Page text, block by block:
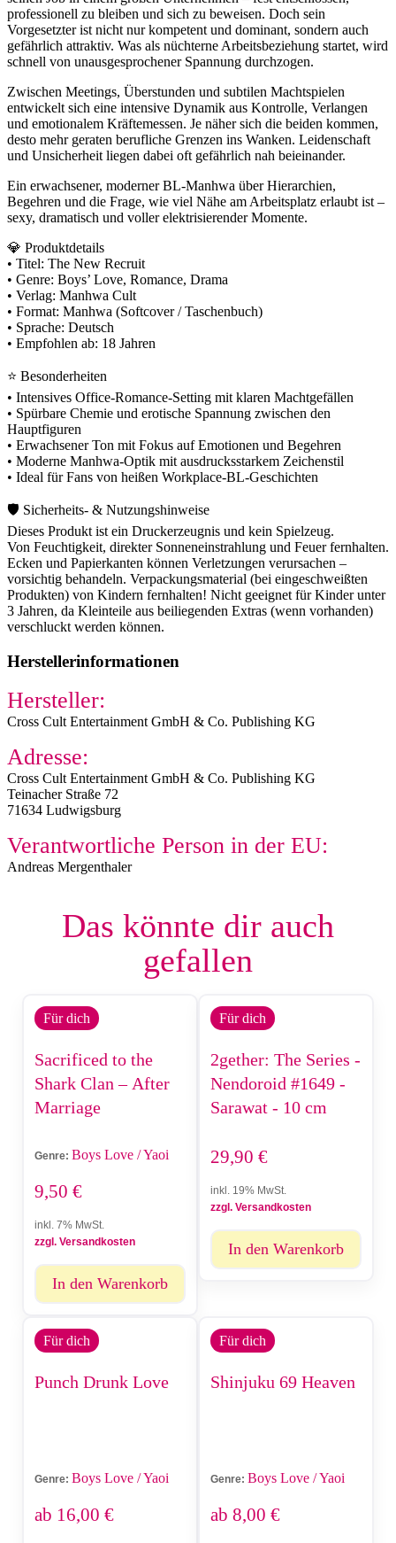
professionell zu bleiben und sich zu beweisen. Doch sein
Vorgesetzter ist nicht nur kompetent und dominant, sondern auch
gefährlich attraktiv. Was als nüchterne Arbeitsbeziehung startet, wird
schnell von unausgesprochener Spannung durchzogen.
Zwischen Meetings, Überstunden und subtilen Machtspielen
entwickelt sich eine intensive Dynamik aus Kontrolle, Verlangen
und emotionalem Kräftemessen. Je näher sich die beiden kommen,
desto mehr geraten berufliche Grenzen ins Wanken. Leidenschaft
und Unsicherheit liegen dabei oft gefährlich nah beieinander.
Ein erwachsener, moderner BL-Manhwa über Hierarchien,
Begehren und die Frage, wie viel Nähe am Arbeitsplatz erlaubt ist –
sexy, dramatisch und voller elektrisierender Momente.
💎 Produktdetails
• Titel: The New Recruit
• Genre: Boys’ Love, Romance, Drama
• Verlag: Manhwa Cult
• Format: Manhwa (Softcover / Taschenbuch)
• Sprache: Deutsch
• Empfohlen ab: 18 Jahren
⭐ Besonderheiten
• Intensives Office-Romance-Setting mit klaren Machtgefällen
• Spürbare Chemie und erotische Spannung zwischen den
Hauptfiguren
• Erwachsener Ton mit Fokus auf Emotionen und Begehren
• Moderne Manhwa-Optik mit ausdrucksstarkem Zeichenstil
• Ideal für Fans von heißen Workplace-BL-Geschichten
🛡️ Sicherheits- & Nutzungshinweise
Dieses Produkt ist ein Druckerzeugnis und kein Spielzeug.
Von Feuchtigkeit, direkter Sonneneinstrahlung und Feuer fernhalten.
Ecken und Papierkanten können Verletzungen verursachen –
vorsichtig behandeln. Verpackungsmaterial (bei eingeschweißten
Produkten) von Kindern fernhalten! Nicht geeignet für Kinder unter
3 Jahren, da Kleinteile aus beiliegenden Extras (wenn vorhanden)
verschluckt werden können.
Herstellerinformationen
Hersteller:
Cross Cult Entertainment GmbH & Co. Publishing KG
Adresse:
Cross Cult Entertainment GmbH & Co. Publishing KG
Teinacher Straße 72​
71634 Ludwigsburg
Verantwortliche Person in der EU:
Andreas Mergenthaler
Das könnte dir auch
gefallen
Für dich
Sacrificed to the
Shark Clan – After
Marriage
Genre: Boys Love / Yaoi
9,50 €
inkl. 7% MwSt.
zzgl. Versandkosten
In den Warenkorb
Für dich
2gether: The Series -
Nendoroid #1649 -
Sarawat - 10 cm
29,90 €
inkl. 19% MwSt.
zzgl. Versandkosten
In den Warenkorb
Für dich
Punch Drunk Love
Genre: Boys Love / Yaoi
ab 16,00 €
Für dich
Shinjuku 69 Heaven
Genre: Boys Love / Yaoi
ab 8,00 €